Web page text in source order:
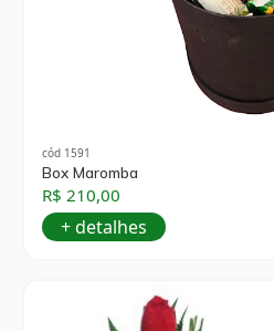
cód 1591
Box Maromba
R$ 210,00
+ detalhes